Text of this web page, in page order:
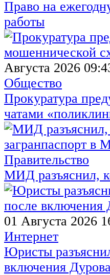
Право на
работы
Августа 2026
Общество
Прокуратура
чатами
Правительство
МИД разъяснил,
01 Августа 2026
Интернет
Юристы
включения